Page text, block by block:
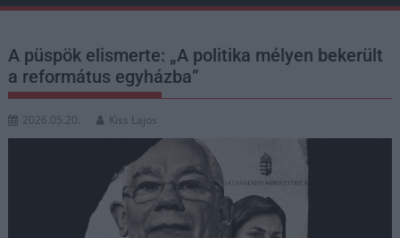
A püspök elismerte: „A politika mélyen bekerült
a református egyházba”
2026.05.20. Kiss Lajos